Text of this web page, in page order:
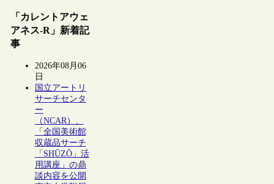
「カレントアウェ
アネス-R」新着記
事
2026年08月06
日
国立アートリ
サーチセンタ
ー
（NCAR）、
「全国美術館
収蔵品サーチ
「SHŪZŌ」活
用講座」の鼎
談内容を公開